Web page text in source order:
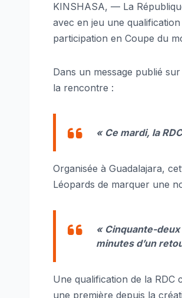
KINSHASA, — La
avec en jeu une
participation en Coupe du
Dans un message publié
la rencontre :
« Ce mardi, la
Organisée à Guadalajara,
Léopards de marquer une
« Cinquante-
minutes d’un
Une qualification de la RDC
une première depuis la